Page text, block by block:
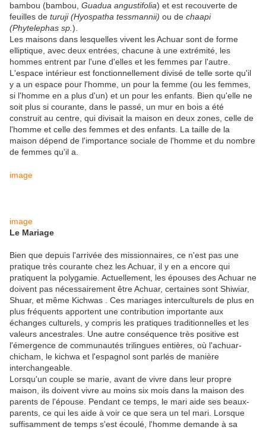
bambou (bambou, Guadua angustifolia) et est recouverte de
feuilles de turuji (Hyospatha tessmannii) ou de chaapi
(Phytelephas sp. ).
Les maisons dans lesquelles vivent les Achuar sont de forme
elliptique, avec deux entrées, chacune à une extrémité, les
hommes entrent par l'une d'elles et les femmes par l'autre.
L'espace intérieur est fonctionnellement divisé de telle sorte qu'il
y a un espace pour l'homme, un pour la femme (ou les femmes,
si l'homme en a plus d'un) et un pour les enfants. Bien qu'elle ne
soit plus si courante, dans le passé, un mur en bois a été
construit au centre, qui divisait la maison en deux zones, celle de
l'homme et celle des femmes et des enfants. La taille de la
maison dépend de l'importance sociale de l'homme et du nombre
de femmes qu'il a.
image
image
Le Mariage
Bien que depuis l'arrivée des missionnaires, ce n'est pas une
pratique très courante chez les Achuar, il y en a encore qui
pratiquent la polygamie. Actuellement, les épouses des Achuar ne
doivent pas nécessairement être Achuar, certaines sont Shiwiar,
Shuar, et même Kichwas . Ces mariages interculturels de plus en
plus fréquents apportent une contribution importante aux
échanges culturels, y compris les pratiques traditionnelles et les
valeurs ancestrales. Une autre conséquence très positive est
l'émergence de communautés trilingues entières, où l'achuar-
chicham, le kichwa et l'espagnol sont parlés de manière
interchangeable.
Lorsqu'un couple se marie, avant de vivre dans leur propre
maison, ils doivent vivre au moins six mois dans la maison des
parents de l'épouse. Pendant ce temps, le mari aide ses beaux-
parents, ce qui les aide à voir ce que sera un tel mari. Lorsque
suffisamment de temps s'est écoulé, l'homme demande à sa